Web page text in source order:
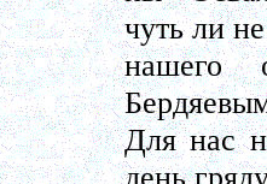
чуть ли
нашего
Для нас
день